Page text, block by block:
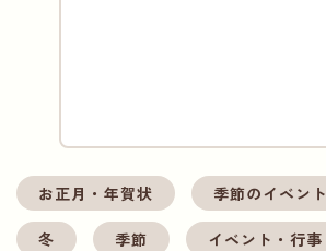
お正月・年賀状 季節のイベント
冬 季節 イベント・行事